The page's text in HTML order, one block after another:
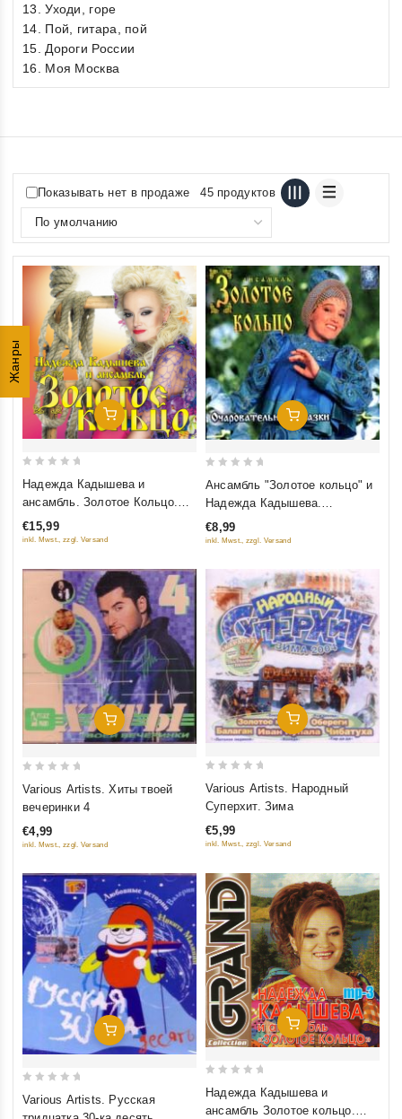
Жанры
13. Уходи, горе
14. Пой, гитара, пой
15. Дороги России
16. Моя Москва
Показывать нет в продаже 45 продуктов
Добавить В Корзину
out
5
Надежда Кадышева и
ансамбль. Золотое Кольцо.
Только Лучшее (mp3)
€15,99
inkl. Mwst., zzgl. Versand
Добавить В Корзину
5
Ансамбль "Золотое кольцо" и
Надежда Кадышева.
Очаровательные глазки
€8,99
inkl. Mwst., zzgl. Versand
Добавить В Корзину
5
Various Artists. Хиты твоей
вечеринки 4
€4,99
inkl. Mwst., zzgl. Versand
Добавить В Корзину
5
Various Artists. Народный
Суперхит. Зима
€5,99
inkl. Mwst., zzgl. Versand
Добавить В Корзину
Various Artists. Русская
Добавить В Корзину
out
Надежда Кадышева и
ансамбль Золотое кольцо.